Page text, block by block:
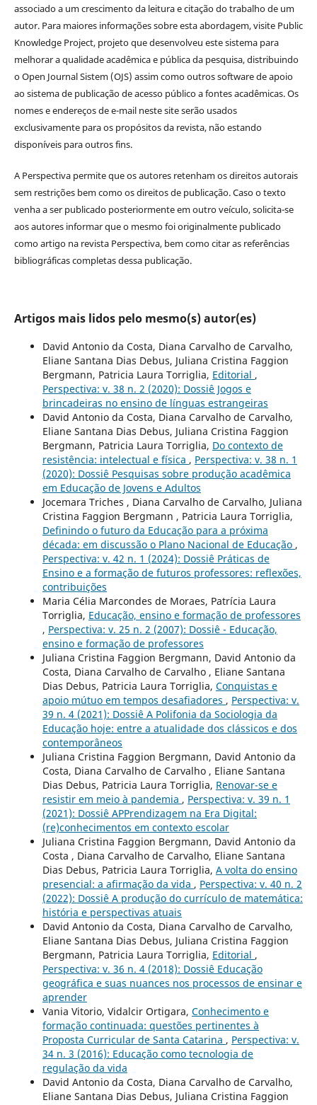
associado a um crescimento da leitura e citação do trabalho de um
autor. Para maiores informações sobre esta abordagem, visite Public
Knowledge Project, projeto que desenvolveu este sistema para
melhorar a qualidade acadêmica e pública da pesquisa, distribuindo
o Open Journal Sistem (OJS) assim como outros software de apoio
ao sistema de publicação de acesso público a fontes acadêmicas. Os
nomes e endereços de e-mail neste site serão usados
exclusivamente para os propósitos da revista, não estando
disponíveis para outros fins.
A Perspectiva permite que os autores retenham os direitos autorais
sem restrições bem como os direitos de publicação. Caso o texto
venha a ser publicado posteriormente em outro veículo, solicita-se
aos autores informar que o mesmo foi originalmente publicado
como artigo na revista Perspectiva, bem como citar as referências
bibliográficas completas dessa publicação.
Artigos mais lidos pelo mesmo(s) autor(es)
David Antonio da Costa, Diana Carvalho de Carvalho,
Eliane Santana Dias Debus, Juliana Cristina Faggion
Bergmann, Patricia Laura Torriglia, Editorial ,
Perspectiva: v. 38 n. 2 (2020): Dossiê Jogos e
brincadeiras no ensino de línguas estrangeiras
David Antonio da Costa, Diana Carvalho de Carvalho,
Eliane Santana Dias Debus, Juliana Cristina Faggion
Bergmann, Patricia Laura Torriglia, Do contexto de
resistência: intelectual e física , Perspectiva: v. 38 n. 1
(2020): Dossiê Pesquisas sobre produção acadêmica
em Educação de Jovens e Adultos
Jocemara Triches , Diana Carvalho de Carvalho, Juliana
Cristina Faggion Bergmann , Patricia Laura Torriglia,
Definindo o futuro da Educação para a próxima
década: em discussão o Plano Nacional de Educação ,
Perspectiva: v. 42 n. 1 (2024): Dossiê Práticas de
Ensino e a formação de futuros professores: reflexões,
contribuições
Maria Célia Marcondes de Moraes, Patrícia Laura
Torriglia, Educação, ensino e formação de professores
, Perspectiva: v. 25 n. 2 (2007): Dossiê - Educação,
ensino e formação de professores
Juliana Cristina Faggion Bergmann, David Antonio da
Costa, Diana Carvalho de Carvalho , Eliane Santana
Dias Debus, Patricia Laura Torriglia, Conquistas e
apoio mútuo em tempos desafiadores , Perspectiva: v.
39 n. 4 (2021): Dossiê A Polifonia da Sociologia da
Educação hoje: entre a atualidade dos clássicos e dos
contemporâneos
Juliana Cristina Faggion Bergmann, David Antonio da
Costa, Diana Carvalho de Carvalho , Eliane Santana
Dias Debus, Patricia Laura Torriglia, Renovar-se e
resistir em meio à pandemia , Perspectiva: v. 39 n. 1
(2021): Dossiê APPrendizagem na Era Digital:
(re)conhecimentos em contexto escolar
Juliana Cristina Faggion Bergmann, David Antonio da
Costa , Diana Carvalho de Carvalho, Eliane Santana
Dias Debus, Patricia Laura Torriglia, A volta do ensino
presencial: a afirmação da vida , Perspectiva: v. 40 n. 2
(2022): Dossiê A produção do currículo de matemática:
história e perspectivas atuais
David Antonio da Costa, Diana Carvalho de Carvalho,
Eliane Santana Dias Debus, Juliana Cristina Faggion
Bergmann, Patricia Laura Torriglia, Editorial ,
Perspectiva: v. 36 n. 4 (2018): Dossiê Educação
geográfica e suas nuances nos processos de ensinar e
aprender
Vania Vitorio, Vidalcir Ortigara, Conhecimento e
formação continuada: questões pertinentes à
Proposta Curricular de Santa Catarina , Perspectiva: v.
34 n. 3 (2016): Educação como tecnologia de
regulação da vida
David Antonio da Costa, Diana Carvalho de Carvalho,
Eliane Santana Dias Debus, Juliana Cristina Faggion